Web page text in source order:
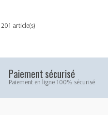
article(s)
Paiement sécurisé
Paiement en ligne 100% sécurisé